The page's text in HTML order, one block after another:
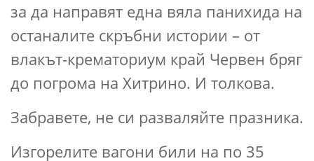
за да направят една вяла панихида на
останалите скръбни истории – от
влакът-крематориум край Червен бряг
до погрома на Хитрино. И толкова.
Забравете, не си разваляйте празника.
Изгорелите вагони били на по 35